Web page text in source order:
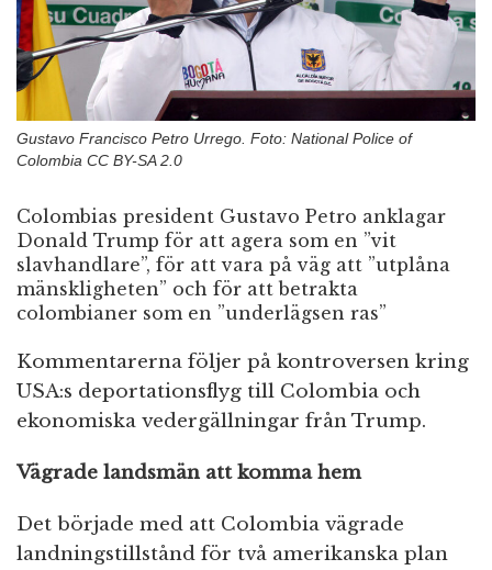
Gustavo Francisco Petro Urrego. Foto: National Police of
Colombia CC BY-SA 2.0
Colombias president Gustavo Petro anklagar
Donald Trump för att agera som en ”vit
slavhandlare”, för att vara på väg att ”utplåna
mänskligheten” och för att betrakta
colombianer som en ”underlägsen ras”
Kommentarerna följer på kontroversen kring
USA:s deportationsflyg till Colombia och
ekonomiska vedergällningar från Trump.
Vägrade landsmän att komma hem
Det började med att Colombia vägrade
landningstillstånd för två amerikanska plan